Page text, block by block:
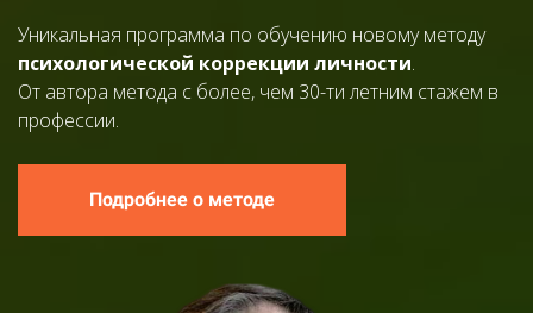
Уникальная программа по обучению новому методу
психологической коррекции личности.
От автора метода с более, чем 30-ти летним стажем в
профессии.
Подробнее о методе